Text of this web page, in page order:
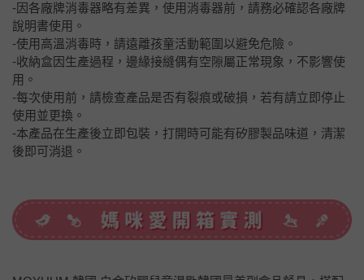
-因各廠牌消毒器略有差異，使用消毒器前，請務必確認各廠牌
說明書使用。
-使用高溫消毒時，請遠離孩童活動範圍以避免危險。
-收納盒因生產過程，邊緣接縫偶有空隙屬正常現象，不影響使
用。
-每次使用前，請檢查產品是否有裂痕或破損，若有請立即停止
使用並更換。
-本產品在生產後立即包裝，打開時可能有矽膠製品味道，清潔
後即可消退。